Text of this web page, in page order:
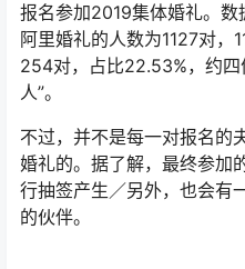
报名参加2019集体婚礼。
阿里婚礼的人数为1127对，
254对，占比22.53%，约四
人”。
不过，并不是每一对报名的
婚礼的。据了解，最终参加
行抽签产生／另外，也会有
的伙伴。